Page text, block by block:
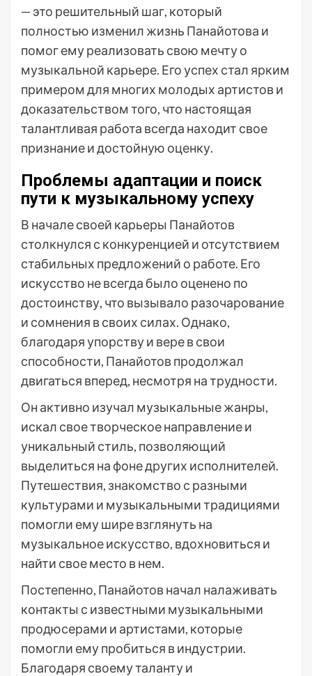
— это решительный шаг, который
полностью изменил жизнь Панайотова и
помог ему реализовать свою мечту о
музыкальной карьере. Его успех стал ярким
примером для многих молодых артистов и
доказательством того, что настоящая
талантливая работа всегда находит свое
признание и достойную оценку.
Проблемы адаптации и поиск
пути к музыкальному успеху
В начале своей карьеры Панайотов
столкнулся с конкуренцией и отсутствием
стабильных предложений о работе. Его
искусство не всегда было оценено по
достоинству, что вызывало разочарование
и сомнения в своих силах. Однако,
благодаря упорству и вере в свои
способности, Панайотов продолжал
двигаться вперед, несмотря на трудности.
Он активно изучал музыкальные жанры,
искал свое творческое направление и
уникальный стиль, позволяющий
выделиться на фоне других исполнителей.
Путешествия, знакомство с разными
культурами и музыкальными традициями
помогли ему шире взглянуть на
музыкальное искусство, вдохновиться и
найти свое место в нем.
Постепенно, Панайотов начал налаживать
контакты с известными музыкальными
продюсерами и артистами, которые
помогли ему пробиться в индустрии.
Благодаря своему таланту и